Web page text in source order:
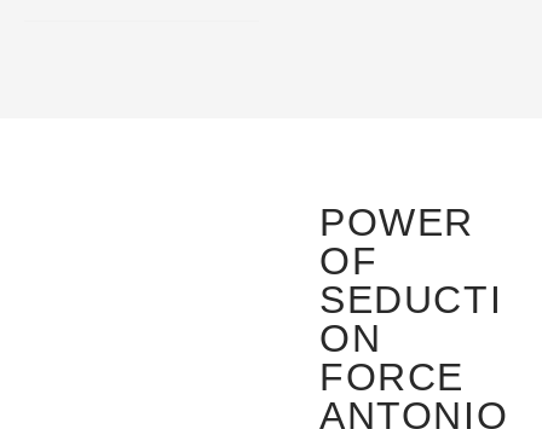
POWER
OF
SEDUCTI
ON
FORCE
ANTONIO